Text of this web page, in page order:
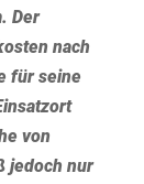
Der
nach
für seine
von
jedoch nur